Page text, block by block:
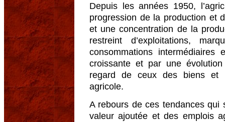
Depuis les années 1950,
progression de la production et
et une concentration de la
restreint d’exploitations,
consommations
croissante et par une
regard de ceux des biens et
agricole.
A rebours de ces tendances qui
valeur ajoutée et des emplois